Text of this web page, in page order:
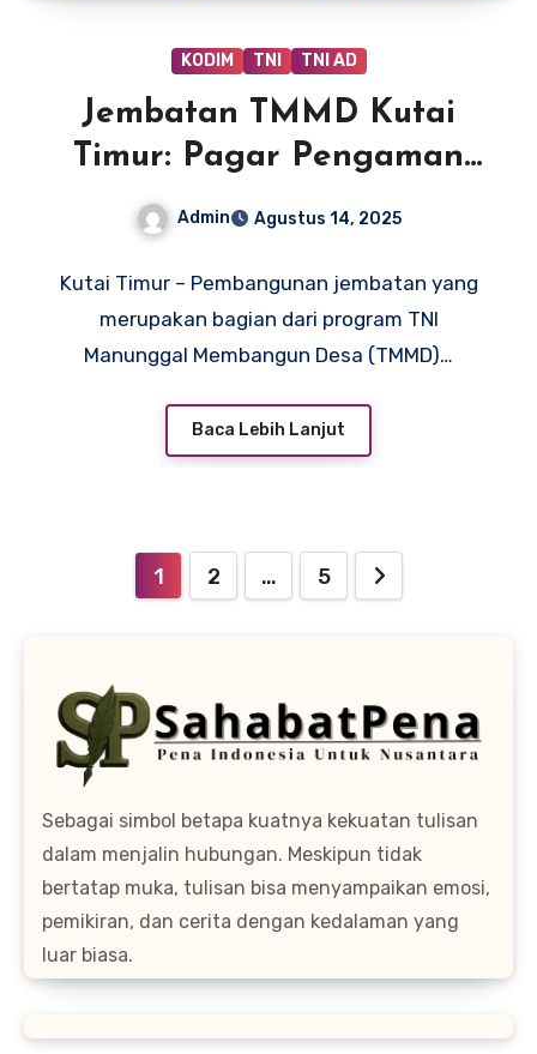
KODIM TNI TNI AD
Jembatan TMMD Kutai
Timur: Pagar Pengaman
Mulai Dipasang,
Keselamatan Jadi Prioritas
Admin Agustus 14, 2025
Kutai Timur – Pembangunan jembatan yang
merupakan bagian dari program TNI
Manunggal Membangun Desa (TMMD)…
Baca Lebih Lanjut
Paginasi
1 2 … 5
Sebagai simbol betapa kuatnya kekuatan tulisan
dalam menjalin hubungan. Meskipun tidak
bertatap muka, tulisan bisa menyampaikan emosi,
pemikiran, dan cerita dengan kedalaman yang
luar biasa.